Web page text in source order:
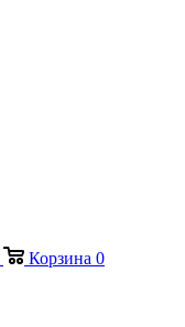
Корзина 0